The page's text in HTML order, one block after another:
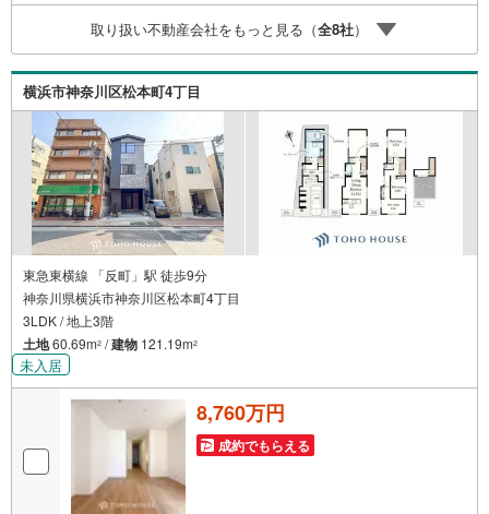
0.95％（変動金利）※上記金利は 2026年8月時点 のもので
あり、実際の適用金利は融資実行時のものとなります。金
利情勢により表記の返済額と異なる場合があります。ーー
ーーーーーーーーーーーーーーーーーーーーーーー
取り扱い不動産会社をもっと見る（全8社）
横浜市神奈川区松本町4丁目
東急東横線 「反町」駅 徒歩9分
神奈川県横浜市神奈川区松本町4丁目
3LDK / 地上3階
土地60.69m2 /建物 121.19m2
未入居
8,760万円
成約でもらえる